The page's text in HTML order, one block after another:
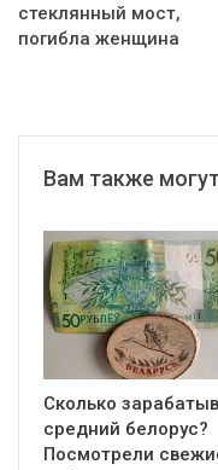
стеклянный мост,
погибла женщина
Вам также
Сколько
средний белорус?
Посмотрели